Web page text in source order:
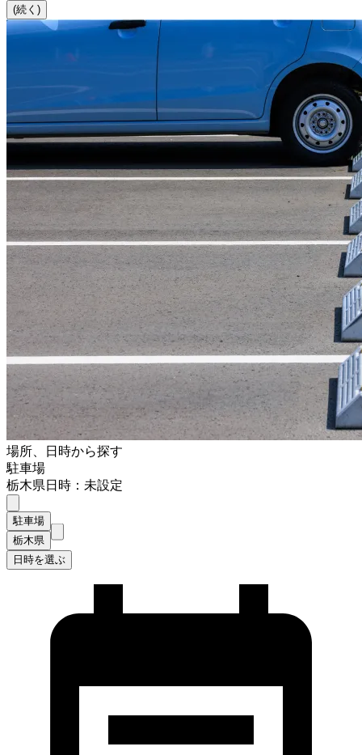
(続く)
場所、日時から探す
駐車場
栃木県日時：未設定
駐車場
栃木県
日時を選ぶ